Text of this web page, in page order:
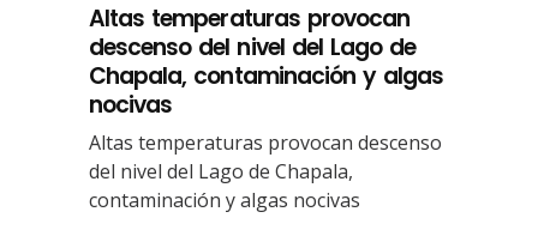
Altas temperaturas provocan
descenso del nivel del Lago de
Chapala, contaminación y algas
nocivas
Altas temperaturas provocan descenso
del nivel del Lago de Chapala,
contaminación y algas nocivas